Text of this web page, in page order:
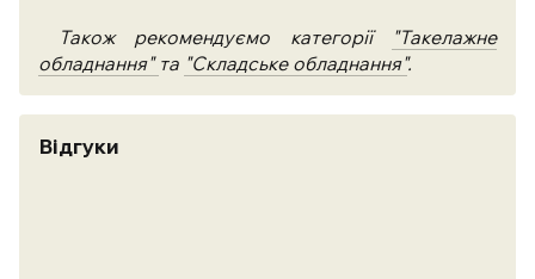
Також рекомендуємо категорії
"Такелажне
обладнання" та "Складське обладнання".
Відгуки